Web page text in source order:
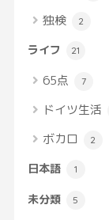
独検 2
ライフ 21
65点 7
ドイツ生活
ボカロ 2
日本語 1
未分類 5